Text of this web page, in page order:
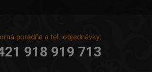
poradňa a tel. objednávky:
918 919 713